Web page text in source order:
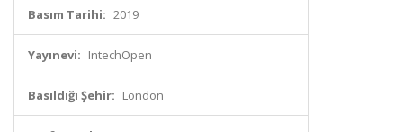
Basım Tarihi: 2019
Yayınevi: IntechOpen
Basıldığı Şehir: London